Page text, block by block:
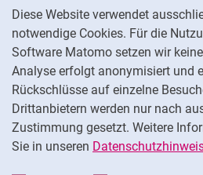
Diese Website verwendet
notwendige Cookies. Für die
Software Matomo setzen wir
Analyse erfolgt anonymisiert und
Rückschlüsse auf einzelne
Drittanbietern werden nur nach
Zustimmung gesetzt. Weitere
Sie in unseren
Panopto
Universitätsbibliothek
Datenschutz
Barrierefreiheit
Transparenter KI-Einsatz